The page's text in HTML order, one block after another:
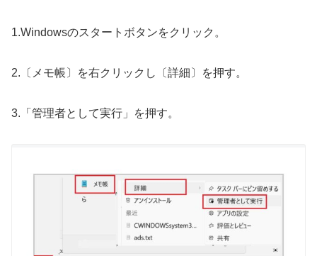
1.Windowsのスタートボタンをクリック。
2.〔メモ帳〕を右クリックし〔詳細〕を押す。
3.「管理者として実行」を押す。